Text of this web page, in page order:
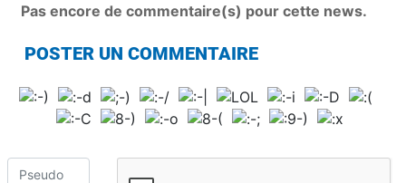
Pas encore de commentaire(s) pour cette news.
POSTER UN COMMENTAIRE